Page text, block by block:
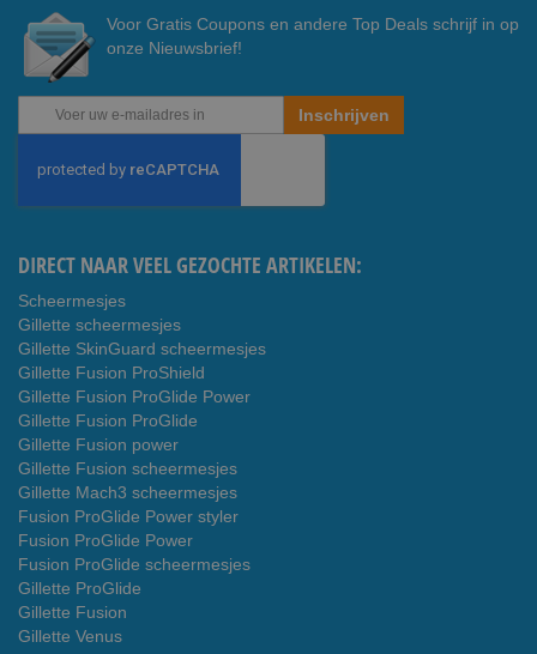
Voor Gratis Coupons en andere Top Deals schrijf in op
onze Nieuwsbrief!
Abonneer
u
onze
nieuwsbrief
Inschrijven
DIRECT NAAR VEEL GEZOCHTE ARTIKELEN:
Scheermesjes
Gillette scheermesjes
Gillette SkinGuard scheermesjes
Gillette Fusion ProShield
Gillette Fusion ProGlide Power
Gillette Fusion ProGlide
Gillette Fusion power
Gillette Fusion scheermesjes
Gillette Mach3 scheermesjes
Fusion ProGlide Power styler
Fusion ProGlide Power
Fusion ProGlide scheermesjes
Gillette ProGlide
Gillette Fusion
Gillette Venus